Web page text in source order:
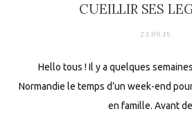
CUEILLIR SES
23.09.15
Hello tous ! Il y a quelques
Normandie le temps d’un week-end
en famille. Avant